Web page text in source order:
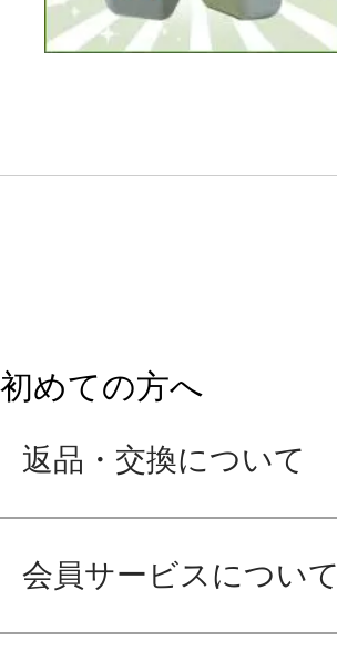
初めての方へ
返品・交換について
会員サービスについて